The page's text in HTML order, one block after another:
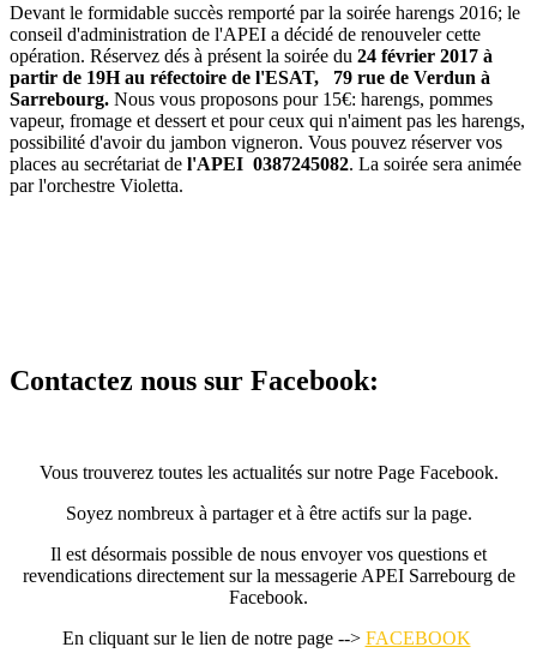
Devant le formidable succès remporté par la soirée harengs 2016; le
conseil d'administration de l'APEI a décidé de renouveler cette
opération. Réservez dés à présent la soirée du 24 février 2017 à
partir de 19H au réfectoire de l'ESAT,
79 rue de Verdun à
Sarrebourg. Nous vous proposons pour 15€: harengs, pommes
vapeur, fromage et dessert et pour ceux qui n'aiment pas les harengs,
possibilité d'avoir du jambon vigneron. Vous pouvez réserver vos
places au secrétariat de l'APEI 0387245082. La soirée sera animée
par l'orchestre Violetta.
Contactez nous sur Facebook:
Vous trouverez toutes les actualités sur notre Page Facebook.
Soyez nombreux à partager et à être actifs sur la page.
Il est désormais possible de nous envoyer vos questions et
revendications directement sur la messagerie APEI Sarrebourg de
Facebook.
En cliquant sur le lien de notre page --> FACEBOOK